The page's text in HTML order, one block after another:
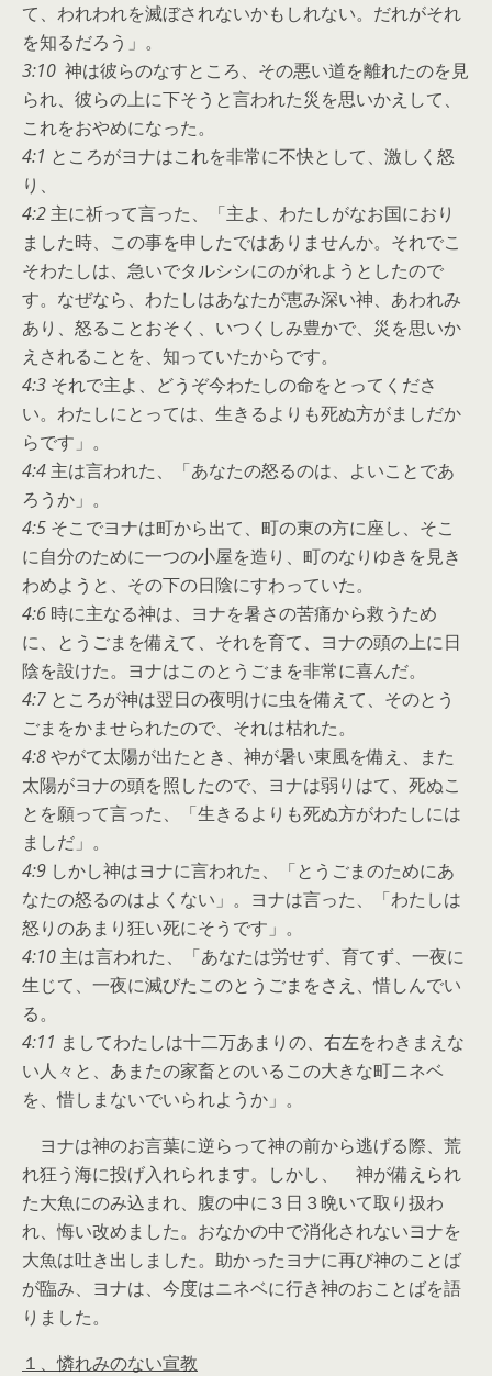
て、われわれを滅ぼされないかもしれない。だれがそれ
を知るだろう」。
3:10 神は彼らのなすところ、その悪い道を離れたのを見
られ、彼らの上に下そうと言われた災を思いかえして、
これをおやめになった。
4:1 ところがヨナはこれを非常に不快として、激しく怒
り、
4:2 主に祈って言った、「主よ、わたしがなお国におり
ました時、この事を申したではありませんか。それでこ
そわたしは、急いでタルシシにのがれようとしたので
す。なぜなら、わたしはあなたが恵み深い神、あわれみ
あり、怒ることおそく、いつくしみ豊かで、災を思いか
えされることを、知っていたからです。
4:3 それで主よ、どうぞ今わたしの命をとってくださ
い。わたしにとっては、生きるよりも死ぬ方がましだか
らです」。
4:4 主は言われた、「あなたの怒るのは、よいことであ
ろうか」。
4:5 そこでヨナは町から出て、町の東の方に座し、そこ
に自分のために一つの小屋を造り、町のなりゆきを見き
わめようと、その下の日陰にすわっていた。
4:6 時に主なる神は、ヨナを暑さの苦痛から救うため
に、とうごまを備えて、それを育て、ヨナの頭の上に日
陰を設けた。ヨナはこのとうごまを非常に喜んだ。
4:7 ところが神は翌日の夜明けに虫を備えて、そのとう
ごまをかませられたので、それは枯れた。
4:8やがて太陽が出たとき、神が暑い東風を備え、また
太陽がヨナの頭を照したので、ヨナは弱りはて、死ぬこ
とを願って言った、「生きるよりも死ぬ方がわたしには
ましだ」。
4:9 しかし神はヨナに言われた、「とうごまのためにあ
なたの怒るのはよくない」。ヨナは言った、「わたしは
怒りのあまり狂い死にそうです」。
4:10 主は言われた、「あなたは労せず、育てず、一夜に
生じて、一夜に滅びたこのとうごまをさえ、惜しんでい
る。
4:11 ましてわたしは十二万あまりの、右左をわきまえな
い人々と、あまたの家畜とのいるこの大きな町ニネベ
を、惜しまないでいられようか」。
ヨナは神のお言葉に逆らって神の前から逃げる際、荒
れ狂う海に投げ入れられます。しかし、 神が備えられ
た大魚にのみ込まれ、腹の中に３日３晩いて取り扱わ
れ、悔い改めました。おなかの中で消化されないヨナを
大魚は吐き出しました。助かったヨナに再び神のことば
が臨み、ヨナは、今度はニネベに行き神のおことばを語
りました。
１、憐れみのない宣教